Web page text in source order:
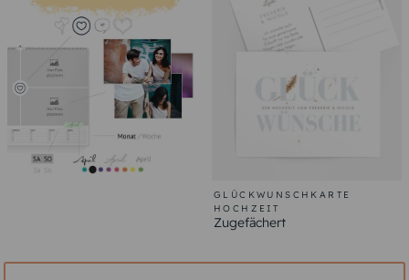
GLÜCKWUNSCHKARTE
HOCHZEIT
Zugefächert